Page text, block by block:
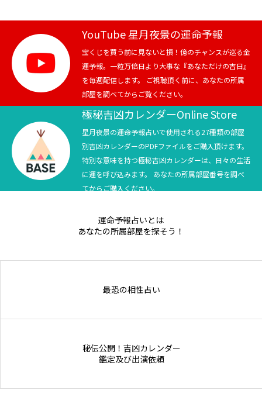
テニス四大大会・五輪
テニス四大大会・五輪
鑑定及び出演依頼
YouTube
Online Store
YouTube 星月夜景の運命予報
宝くじを買う前に見ないと損！億のチャンスが巡る金
運予報。一粒万倍日より大事な『あなただけの吉日』
を毎週配信します。 ご視聴頂く前に、あなたの所属
部屋を調べてからご覧ください。
極秘吉凶カレンダーOnline Store
星月夜景の運命予報占いで使用される27種類の部屋
別吉凶カレンダーのPDFファイルをご購入頂けます。
特別な意味を持つ極秘吉凶カレンダーは、日々の生活
に運を呼び込みます。 あなたの所属部屋番号を調べ
てからご購入ください。
運命予報占いとは
あなたの所属部屋を探そう！
最恐の相性占い
秘伝公開！吉凶カレンダー
鑑定及び出演依頼